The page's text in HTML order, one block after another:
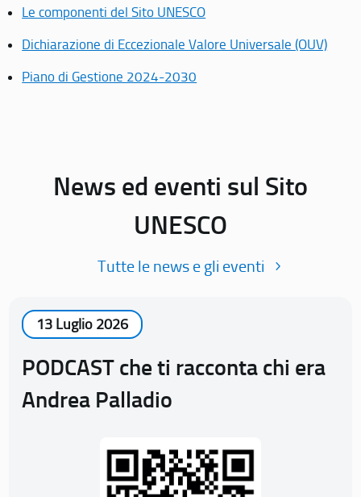
Le componenti del Sito UNESCO
Dichiarazione di Eccezionale Valore Universale (OUV)
Piano di Gestione 2024-2030
News ed eventi sul Sito
UNESCO
Tutte le news e gli eventi
13 Luglio 2026
PODCAST che ti racconta chi era
Andrea Palladio